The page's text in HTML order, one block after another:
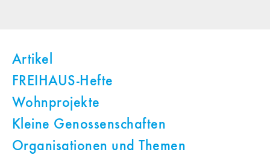
Artikel
FREIHAUS-Hefte
Wohnprojekte
Kleine Genossenschaften
Organisationen und Themen